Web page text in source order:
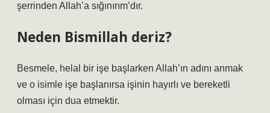
şerrinden Allah’a sığınırım’dır.
Neden Bismillah deriz?
Besmele, helal bir işe başlarken Allah’ın adını anmak
ve o isimle işe başlanırsa işinin hayırlı ve bereketli
olması için dua etmektir.